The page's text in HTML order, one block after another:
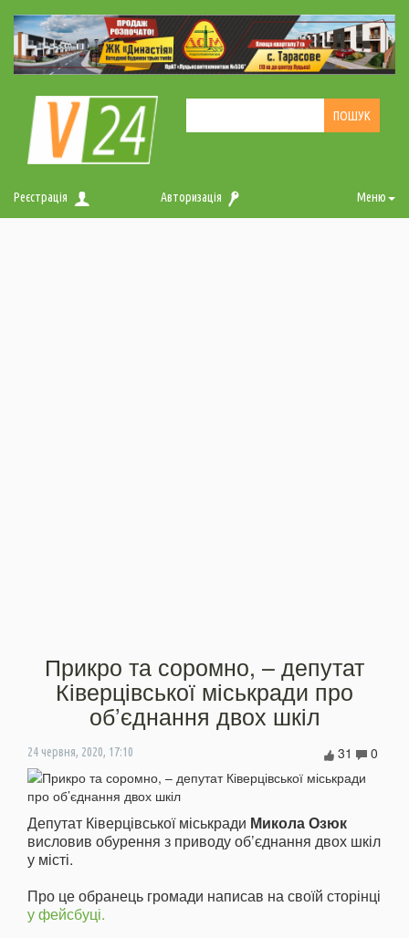
Реєстрація Авторизація Меню
Прикро та соромно, – депутат
Ківерцівської міськради про
об’єднання двох шкіл
24 червня, 2020, 17:10 0
31
Депутат Ківерцівської міськради Микола Озюк
висловив обурення з приводу об’єднання двох шкіл
у місті.
Про це обранець громади написав на своїй сторінці
у фейсбуці.